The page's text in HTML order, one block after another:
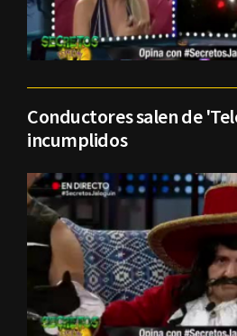
Conductores salen de
incumplidos